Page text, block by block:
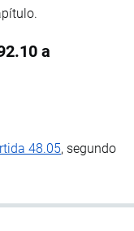
a
48.05, segundo